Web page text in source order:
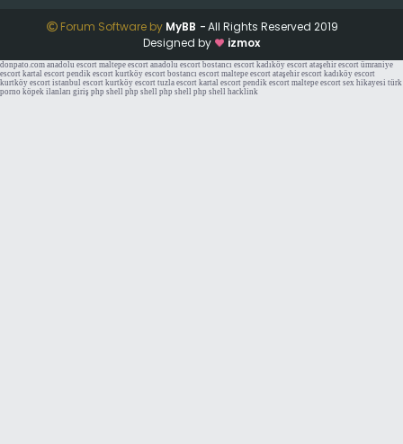
Forum Software by MyBB -All Rights Reserved 2019
Designed by
izmox
donpato.com anadolu escort maltepe escort anadolu escort bostancı escort kadıköy escort ataşehir escort ümraniye
escort kartal escort pendik escort kurtköy escort bostancı escort maltepe escort ataşehir escort kadıköy escort
kurtköy escort istanbul escort kurtköy escort tuzla escort kartal escort pendik escort maltepe escort sex hikayesi türk
porno köpek ilanları giriş php shell php shell php shell php shell hacklink